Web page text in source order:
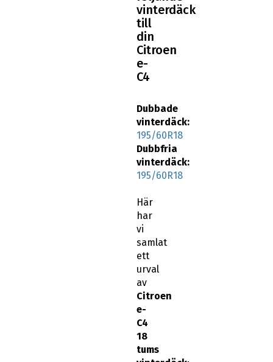
vinterdäck
till
din
Citroen
e-
C4
Dubbade
vinterdäck:
195/60R18
Dubbfria
vinterdäck:
195/60R18
Här
har
vi
samlat
ett
urval
av
Citroen
e-
C4
18
tums